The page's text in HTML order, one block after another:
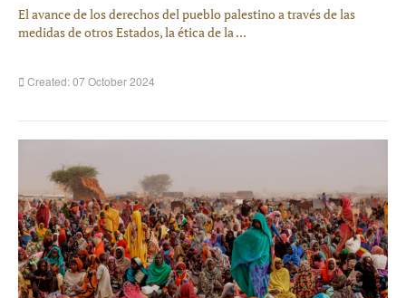
El avance de los derechos del pueblo palestino a través de las
medidas de otros Estados, la ética de la ...
Created: 07 October 2024